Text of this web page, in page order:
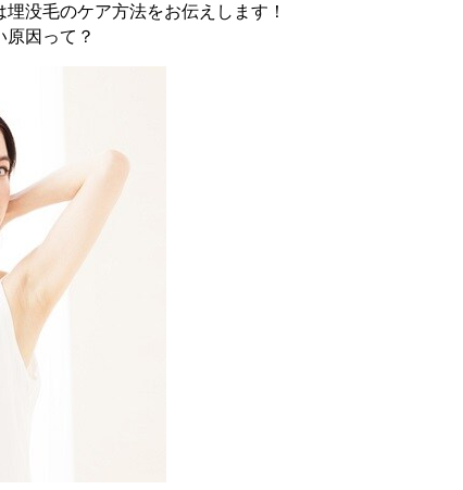
没毛のケア方法をお伝えします！
原因って？